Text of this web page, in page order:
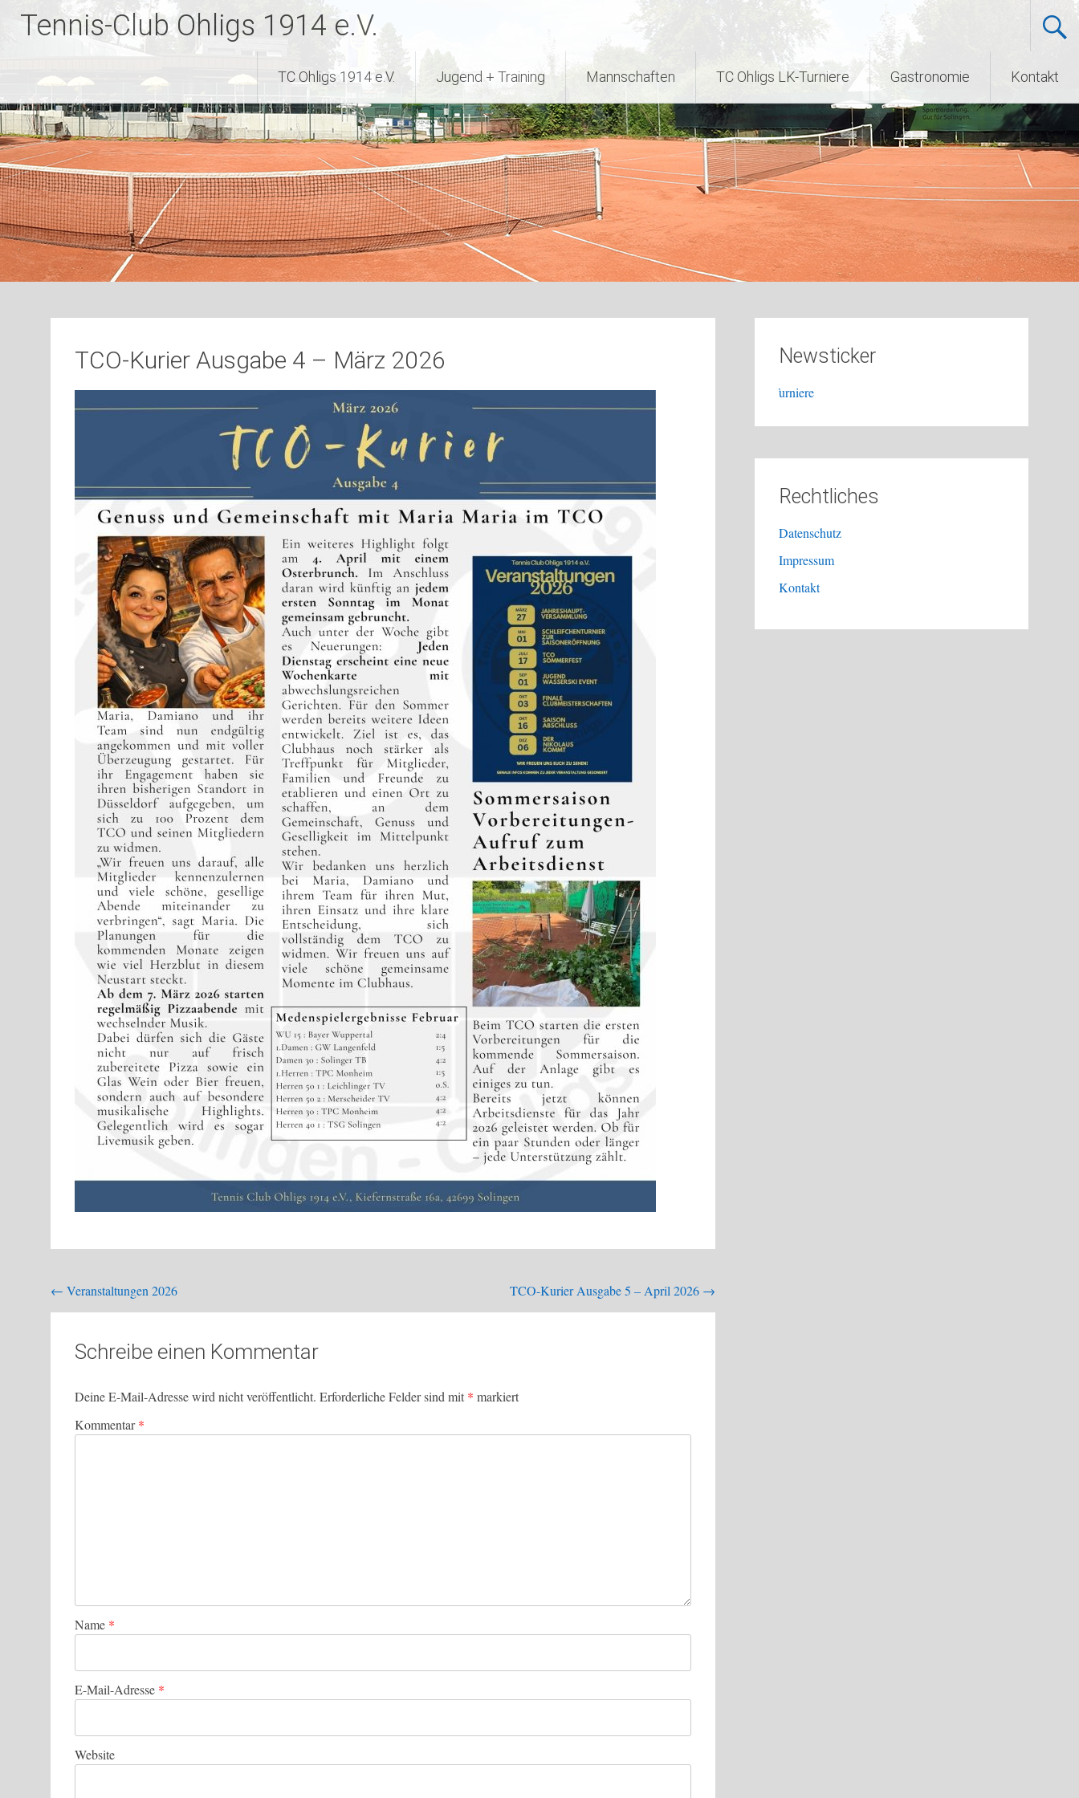
Tennis-Club Ohligs 1914 e.V.
TC Ohligs 1914 e.V. Jugend + Training Mannschaften TC Ohligs LK-Turniere Gastronomie Kontakt
TCO-Kurier Ausgabe 4 – März 2026
Beitragsnavigation
← Veranstaltungen 2026 TCO-Kurier Ausgabe 5 – April 2026 →
Schreibe einen Kommentar
Deine E-Mail-Adresse wird nicht veröffentlicht. Erforderliche Felder sind mit * markiert
Kommentar*
Name *
E-Mail-Adresse *
Website
Newsticker
Rechtliches
Datenschutz
Impressum
Kontakt